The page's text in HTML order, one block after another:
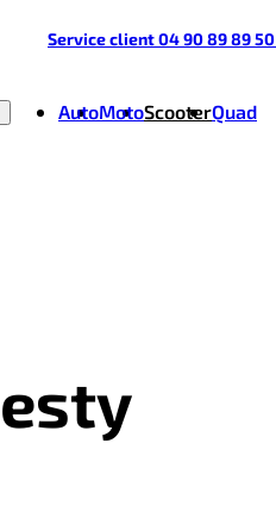
Service client 04 90 89 89 50
AutoMotoScooterQuad